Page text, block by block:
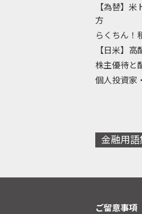
【為替】
方
らくちん！
【日米】
株主優待と
個人投資家
金融用語
ご留意事項